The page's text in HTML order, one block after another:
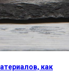
как